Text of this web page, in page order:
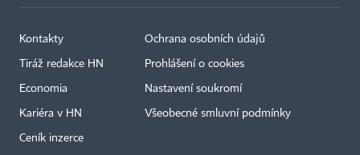
Kontakty
Tiráž redakce HN
Economia
Kariéra v HN
Ceník inzerce
Ochrana osobních údajů
Prohlášení o cookies
Nastavení soukromí
Všeobecné smluvní podmínky